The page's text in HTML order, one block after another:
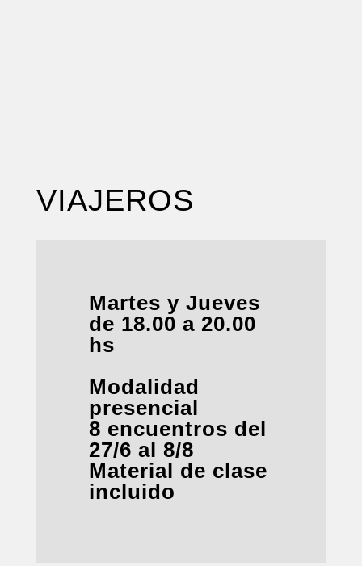
VIAJEROS
Martes y Jueves
de 18.00 a 20.00
hs
Modalidad
presencial
8 encuentros del
27/6 al 8/8
Material de clase
incluido